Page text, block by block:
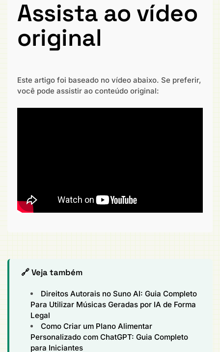
Assista ao vídeo
original
Este artigo foi baseado no vídeo abaixo. Se preferir,
você pode assistir ao conteúdo original:
🔗 Veja também
Direitos Autorais no Suno AI: Guia Completo
Para Utilizar Músicas Geradas por IA de Forma
Legal
Como Criar um Plano Alimentar
Personalizado com ChatGPT: Guia Completo
para Iniciantes